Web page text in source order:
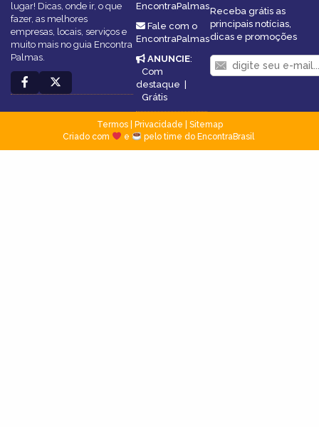
lugar! Dicas, onde ir, o que
fazer, as melhores
empresas, locais, serviços e
muito mais no guia Encontra
Palmas.
EncontraPalmas
Fale com o
EncontraPalmas
ANUNCIE:
Com
destaque
Grátis
Receba grátis as
principais notícias,
dicas e promoções
Termos| Privacidade
Sitemap
Criado com
e pelo time do EncontraBrasil